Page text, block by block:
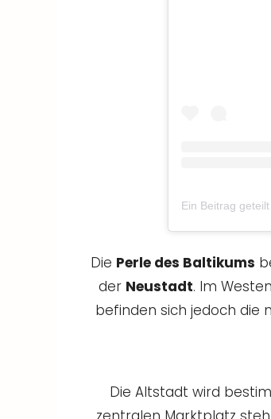
Ein Beitrag
Die Perle des Baltikums
der Neustadt. Im
befinden sich jedoch die
Die Altstadt wird